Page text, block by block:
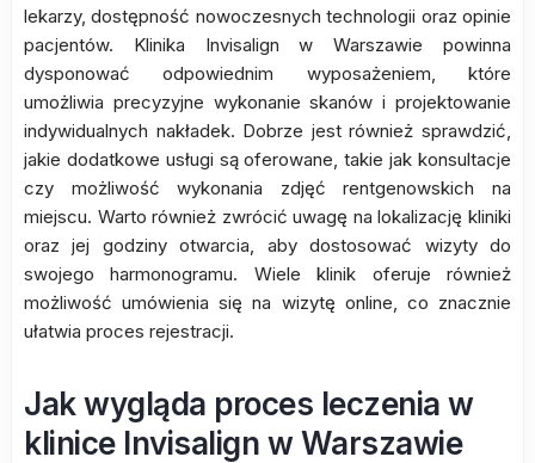
lekarzy, dostępność nowoczesnych technologii oraz opinie
pacjentów. Klinika Invisalign w Warszawie powinna
dysponować odpowiednim wyposażeniem, które
umożliwia precyzyjne wykonanie skanów i projektowanie
indywidualnych nakładek. Dobrze jest również sprawdzić,
jakie dodatkowe usługi są oferowane, takie jak konsultacje
czy możliwość wykonania zdjęć rentgenowskich na
miejscu. Warto również zwrócić uwagę na lokalizację kliniki
oraz jej godziny otwarcia, aby dostosować wizyty do
swojego harmonogramu. Wiele klinik oferuje również
możliwość umówienia się na wizytę online, co znacznie
ułatwia proces rejestracji.
Jak wygląda proces leczenia w
klinice Invisalign w Warszawie